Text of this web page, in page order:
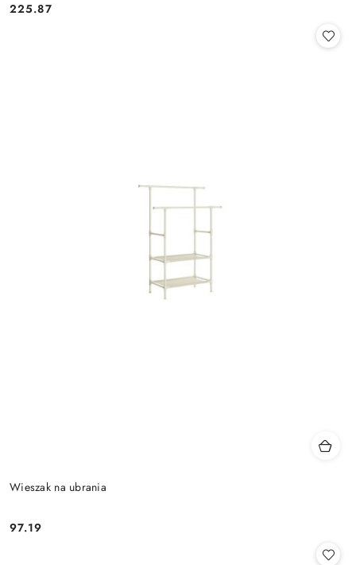
Cena:
225.87
Wieszak na ubrania
Cena:
97.19